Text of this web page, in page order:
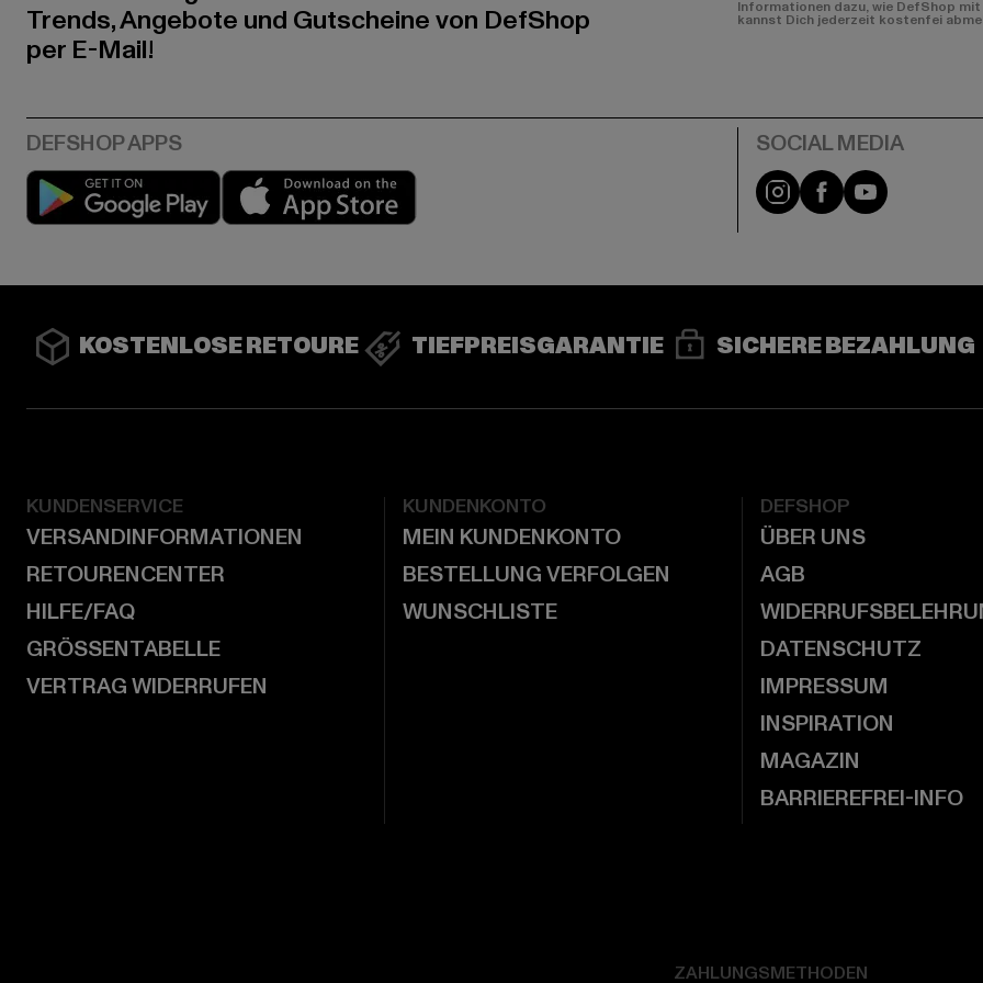
Trends, Angebote und Gutscheine von DefShop
per E-Mail!
Informationen dazu, wie DefShop
kannst Dich jederzeit kostenfei
Play market Instagram
FacebookYouTube
KOSTENLOSE RETOURE TIEFPREISGARANTIE SICHERE BEZAHLUNG
KUNDENSERVICE
VERSANDINFORMATIONEN
RETOURENCENTER
HILFE/FAQ
GRÖSSENTABELLE
VERTRAG WIDERRUFEN
KUNDENKONTO
MEIN KUNDENKONTO
BESTELLUNG VERFOLGEN
WUNSCHLISTE
DEFSHOP
ÜBER UNS
AGB
DATENSCHUTZ
IMPRESSUM
INSPIRATION
MAGAZIN
BARRIEREFREI-INFO
ZAHLUNGSMETHODEN